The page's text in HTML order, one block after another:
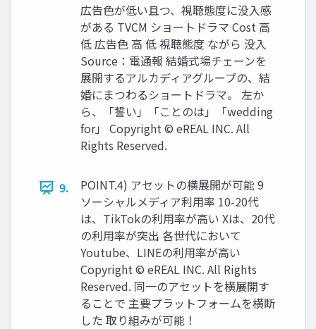
広告色が低い且つ、視聴態度に没入感
がある TVCM ショートドラマ Cost 高
低 広告色 高 低 視聴態度 ながら 没入
Source：電通報 結婚式場チェーンを
展開するアルカディアグループの、結
婚にまつわるショートドラマ。 左か
ら、「誓い」「ことのは」「wedding
for」 Copyright © eREAL INC. All
Rights Reserved.
9.
POINT.4) アセットの横展開が可能 9
ソーシャルメディア利用率 10-20代
は、TikTokの利用率が高い Xは、20代
の利用率が突出 各世代において
Youtube、LINEの利用率が高い
Copyright © eREAL INC. All Rights
Reserved. 同一のアセットを横展開す
ることで 主要プラットフォームを横断
した 取り組みが可能！